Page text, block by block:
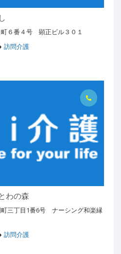
６番４号 顕正ビル３０１
訪問介護
わの森
三丁目1番6号 ナーシング和楽縁
訪問介護